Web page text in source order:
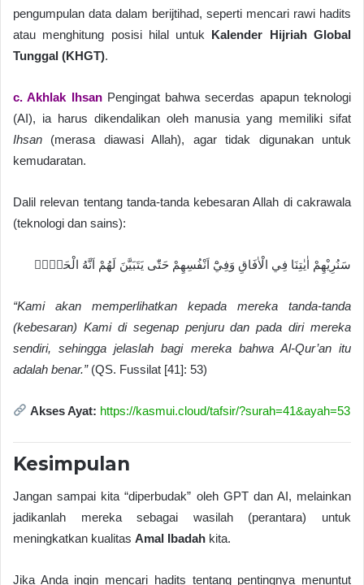
pengumpulan data dalam berijtihad, seperti mencari rawi hadits
atau menghitung posisi hilal untuk Kalender Hijriah Global
Tunggal (KHGT).
c. Akhlak IhsanPengingat bahwa secerdas apapun teknologi
(AI), ia harus dikendalikan oleh manusia yang memiliki sifat
Ihsan (merasa diawasi Allah), agar tidak digunakan untuk
kemudaratan.
Dalil relevan tentang tanda-tanda kebesaran Allah di cakrawala
(teknologi dan sains):
سَنُرِيْهِمْ اٰيٰتِنَا فِي الْاٰفَاقِ وَفِيْٓ اَنْفُسِهِمْ حَتّٰى يَتَبَيَّنَ لَهُمْ اَنَّهُ الْحَقُّۗ
“Kami akan memperlihatkan kepada mereka tanda-tanda
(kebesaran) Kami di segenap penjuru dan pada diri mereka
sendiri, sehingga jelaslah bagi mereka bahwa Al-Qur’an itu
adalah benar.”(QS. Fussilat [41]: 53)
Akses Ayat: https://kasmui.cloud/tafsir/?surah=41&ayah=53
Kesimpulan
Jangan sampai kita “diperbudak” oleh GPT dan AI, melainkan
jadikanlah mereka sebagai wasilah (perantara) untuk
meningkatkan kualitas Amal Ibadah kita.
Jika Anda ingin mencari hadits tentang pentingnya menuntut